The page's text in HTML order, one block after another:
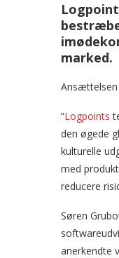
marked.
Ansættelsen
“Logpoints
den øgede
kulturelle
med
reducere
Søren
anerkendte